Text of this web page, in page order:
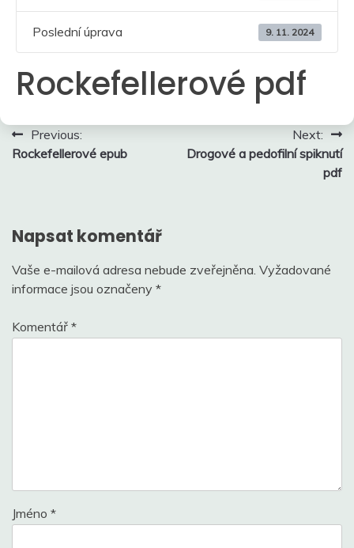
Poslední úprava 9. 11. 2024
Rockefellerové pdf
Navigace
pro
Previous:
Rockefellerové epub
Next:
Drogové a pedofilní spiknutí
pdf
Napsat komentář
Vaše e-mailová adresa nebude zveřejněna. Vyžadované
informace jsou označeny *
Komentář *
Jméno *